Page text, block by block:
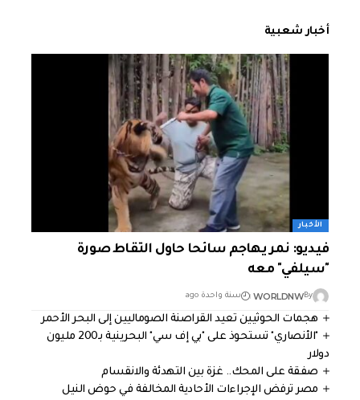
أخبار شعبية
الأخبار
فيديو: نمر يهاجم سائحا حاول التقاط صورة
"سيلفي" معه
By
WORLDNW سنة واحدة ago
هجمات الحوثيين تعيد القراصنة الصوماليين إلى البحر الأحمر
"الأنصاري" تستحوذ على "بي إف سي" البحرينية بـ200 مليون
دولار
صفقة على المحك.. غزة بين التهدئة والانقسام
مصر ترفض الإجراءات الأحادية المخالفة في حوض النيل